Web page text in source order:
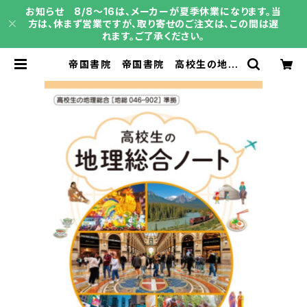
お知らせ 8/8～16は、メーカーが夏季休業になります。当
方は、休まず営業ですが、取り寄せのご注文は、この間は遅
れます。ご了承ください。
帝国書院 帝国書院 高校生の地理
品 問題集本体と別冊解答あり 新
品 問題集本体と別冊解答つき ISB
N：9784807167616 ISBN-10：
B0GW4WT77Y SKU：004018
730 | 育之書店（いくのしょてん）